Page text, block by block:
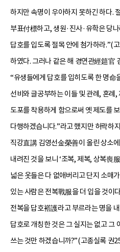
하지만 속명이 우아하지 못하긴 하다.
부표付標하고, 생원·진사·유학은 당
답호를 입도록 절목 안에 첨가하라.”(
하였다. 그러나 같은 해 경연관經筵官
“유생들에게 답호를 입히도록 한 명命
선비와 글공부하는 이들 및 관례, 혼례
도포를 착용하게 함으로써 옛 제도를
다행하겠습니다.”라고 했지만 허락하
직강直講 김영선金榮善이 올린 상소
내려진 것을 보니 ‘조복, 제복, 상복喪
넓은 옷들은 다 없애버리고 단지 소매
있는 사람은 전복戰服을 더 입을 것이
전복을 답호褡護라고 부르라는 명을
답호로 개칭한 것은 그 실지는 없고 그
쓰는 것만 하겠습니까?”(고종실록 권